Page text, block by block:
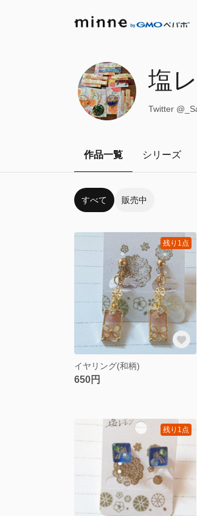
塩
Twitter
作品一覧 シリーズ
すべて 販売中
残り1点
イヤリング(和柄)
650円
残り1点